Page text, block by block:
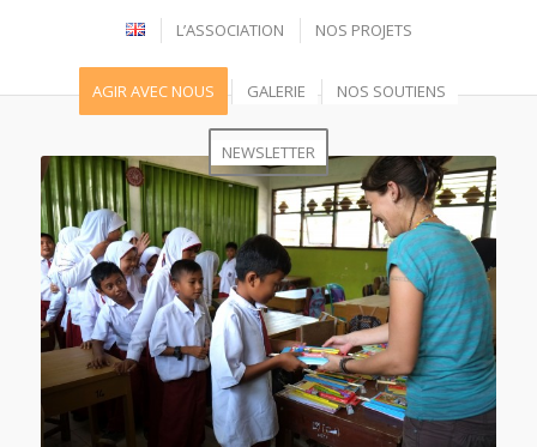
L’ASSOCIATION NOS PROJETS
AGIR AVEC NOUS GALERIE NOS SOUTIENS
NEWSLETTER